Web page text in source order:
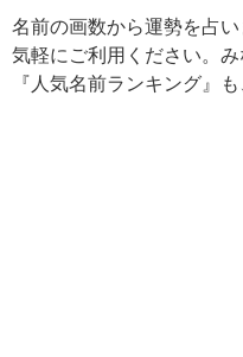
名前の画数から運勢を占
気軽にご利用ください。
『人気名前ランキング』